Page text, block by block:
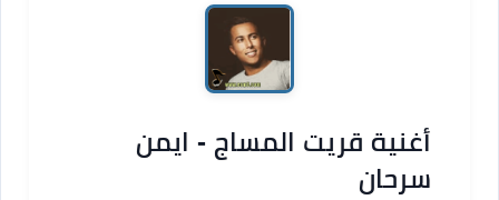
أغنية قريت المساج - ايمن
سرحان